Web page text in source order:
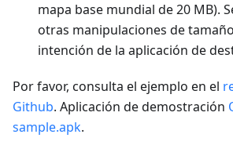
mapa base mundial de 20 MB).
otras manipulaciones de
intención de la aplicación de
Por favor, consulta el ejemplo en el
Github. Aplicación de demostración
sample.apk.